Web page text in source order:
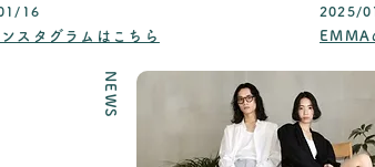
16
スタグラムはこちら
2025/
EMMA
NEWS